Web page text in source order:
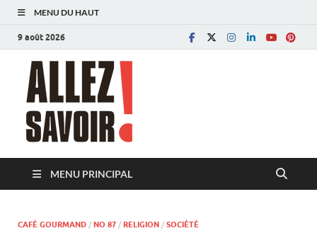
MENU DU HAUT
9 août 2026
MENU PRINCIPAL
CAFÉ GOURMAND / NO 87 / RELIGION / SOCIÉTÉ